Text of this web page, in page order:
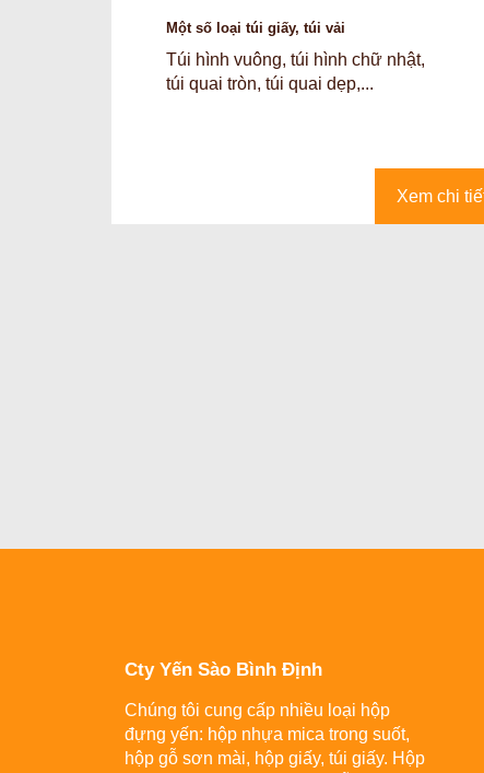
Một số loại túi giấy, túi vải
Túi hình vuông, túi hình chữ nhật,
túi quai tròn, túi quai dẹp,...
Xem chi
Cty Yến Sào Bình Định
Chúng tôi cung cấp nhiều loại hộp
đựng yến: hộp nhựa mica trong suốt,
hộp gỗ sơn mài, hộp giấy, túi giấy. Hộp